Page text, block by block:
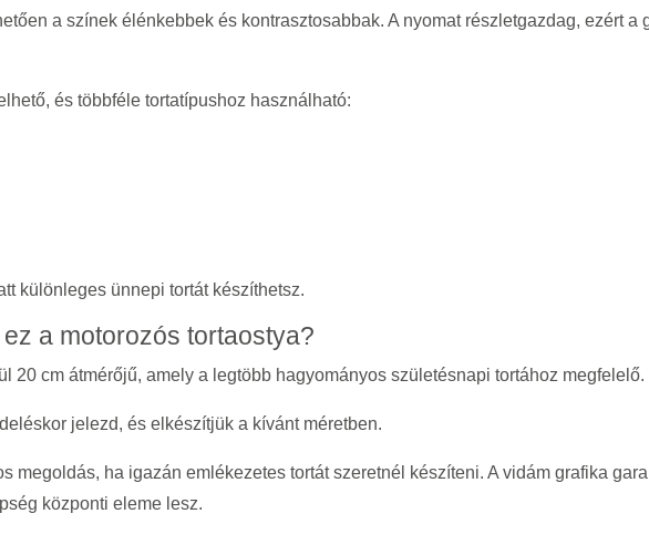
a színek élénkebbek és kontrasztosabbak. A nyomat részletgazdag, ezért a
és többféle tortatípushoz használható:
különleges ünnepi tortát készíthetsz.
a motorozós tortaostya?
20 cm átmérőjű, amely a legtöbb hagyományos születésnapi tortához megfelelő.
jelezd, és elkészítjük a kívánt méretben.
megoldás, ha igazán emlékezetes tortát szeretnél készíteni. A vidám grafika
központi eleme lesz.